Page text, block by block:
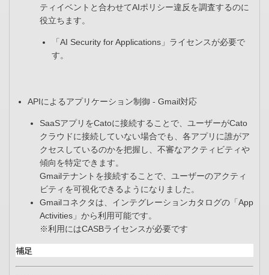
ティイベントと合わせてAIポリシー違反を調査するのに
役立ちます。​
「AI Security for Applications」ライセンスが必要で
す。
APIによるアプリケーション制御 - Gmail対応​
SaaSアプリをCatoに接続することで、ユーザーがCato
クラウドに接続していない場合でも、各アプリに誰がア
クセスしているのかを把握し、不審なアクティビティや
傾向を特定できます。​
Gmailテナントを接続することで、ユーザーのアクティ
ビティを可視化できるようになりました。​
Gmailコネクタは、インテグレーションカタログの「App
Activities」から利用可能です。​
※利用にはCASBライセンスが必要です​
補足